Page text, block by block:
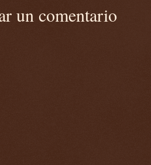
un comentario